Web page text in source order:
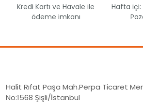
Kredi Kartı ve Havale ile
ödeme imkanı
Hafta
Halit Rıfat Paşa Mah.Perpa Ticaret
No:1568 Şişli/İstanbul